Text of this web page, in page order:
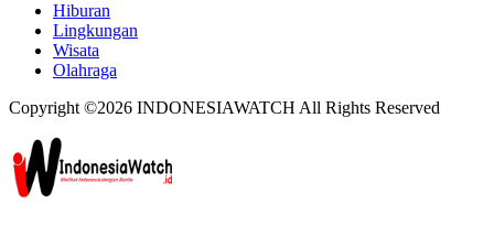
Hiburan
Lingkungan
Wisata
Olahraga
Copyright ©2026 INDONESIAWATCH All Rights Reserved